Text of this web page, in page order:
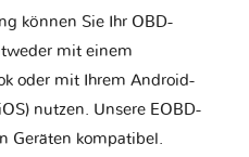
können Sie Ihr OBD-
mit einem
oder mit Ihrem Android-
nutzen. Unsere EOBD-
Geräten kompatibel.